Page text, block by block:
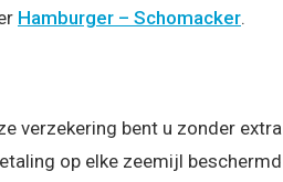
Hamburger – Schomacker.
verzekering bent u zonder extra
op elke zeemijl beschermd